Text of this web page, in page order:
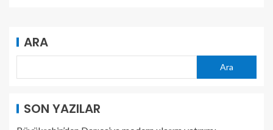
ARA
Ara
SON YAZILAR